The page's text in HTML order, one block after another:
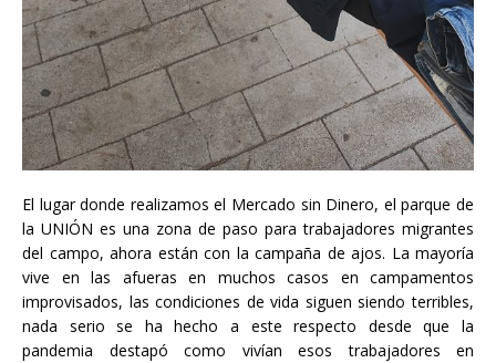
El lugar donde realizamos el Mercado sin Dinero, el parque de
la UNIÓN es una zona de paso para trabajadores migrantes
del campo, ahora están con la campaña de ajos. La mayoría
vive en las afueras en muchos casos en campamentos
improvisados, las condiciones de vida siguen siendo terribles,
nada serio se ha hecho a este respecto desde que la
pandemia destapó como vivían esos trabajadores en